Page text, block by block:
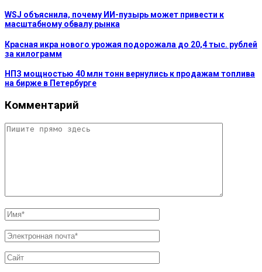
WSJ объяснила, почему ИИ-пузырь может привести к
масштабному обвалу рынка
Красная икра нового урожая подорожала до 20,4 тыс. рублей
за килограмм
НПЗ мощностью 40 млн тонн вернулись к продажам топлива
на бирже в Петербурге
Комментарий